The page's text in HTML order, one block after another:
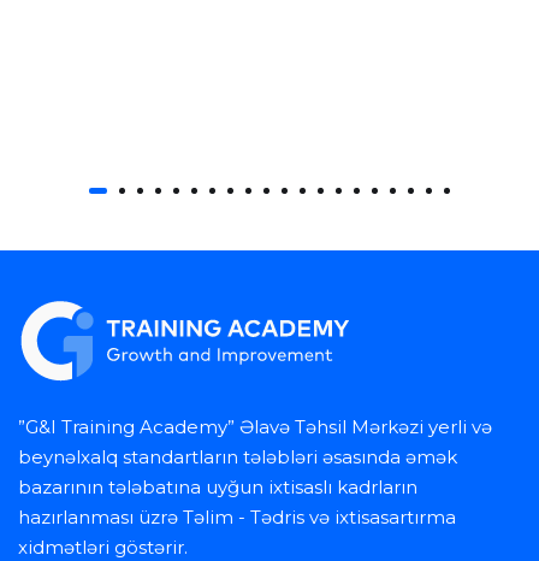
”G&I Training Academy” Əlavə Təhsil Mərkəzi yerli və
beynəlxalq standartların tələbləri əsasında əmək
bazarının tələbatına uyğun ixtisaslı kadrların
hazırlanması üzrə Təlim - Tədris və ixtisasartırma
xidmətləri göstərir.